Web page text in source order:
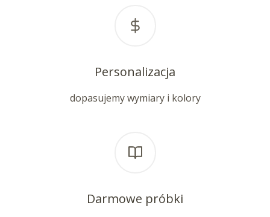
Personalizacja
dopasujemy wymiary i kolory
Darmowe próbki